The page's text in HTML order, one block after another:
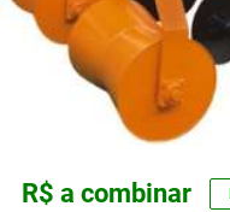
R$ a combinar